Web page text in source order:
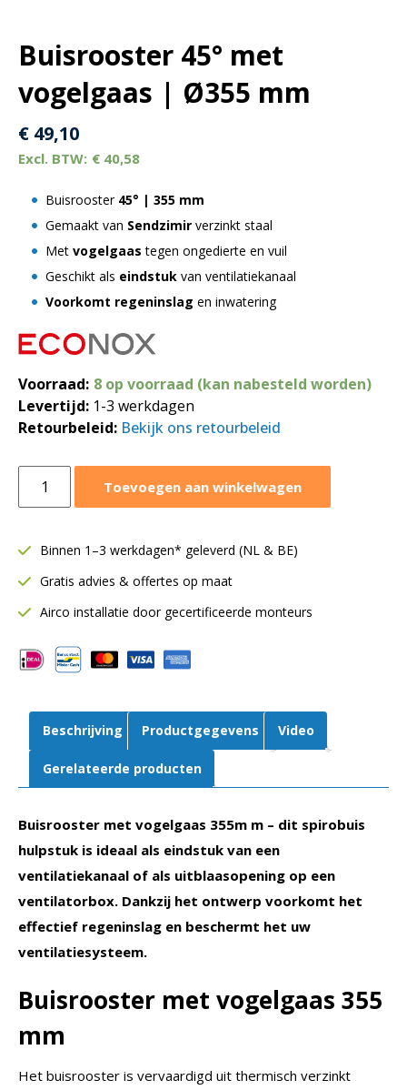
Buisrooster 45° met
vogelgaas | Ø355 mm
€ 49,10
€ 40,58
Buisrooster 45° | 355 mm
Gemaakt van Sendzimir verzinkt staal
Met vogelgaastegen ongedierte en vuil
Geschikt als eindstuk van ventilatiekanaal
Voorkomt regeninslag en inwatering
Voorraad: 8 op voorraad (kan nabesteld worden)
Levertijd: 1-3 werkdagen
Retourbeleid: Bekijk ons retourbeleid
vogelgaas
Ø355
mm
Toevoegen aan winkelwagen
Binnen 1–3 werkdagen* geleverd (NL & BE)
Gratis advies & offertes op maat
Airco installatie door gecertificeerde monteurs
Beschrijving Productgegevens Video
Gerelateerde producten
Buisrooster met vogelgaas 355m m – dit spirobuis
hulpstuk is ideaal als eindstuk van een
ventilatiekanaal of als uitblaasopening op een
ventilatorbox. Dankzij het ontwerp voorkomt het
effectief regeninslag en beschermt het uw
ventilatiesysteem.
Buisrooster met vogelgaas 355
mm
Het buisrooster is vervaardigd uit thermisch verzinkt